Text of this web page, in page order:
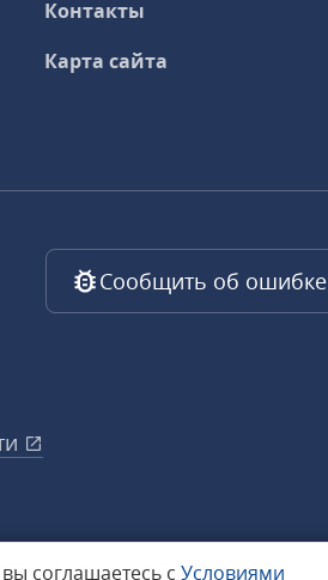
соглашаетесь с Условиями
Контакты
Карта сайта
Сообщить об ошибке